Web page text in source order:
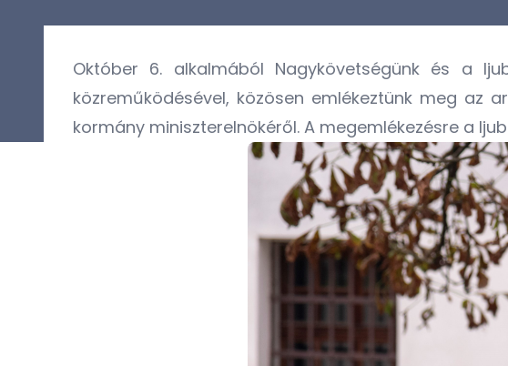
Október 6. alkalmából Nagykövetségünk és a
közreműködésével, közösen emlékeztünk meg az
kormány miniszterelnökéről. A megemlékezésre a